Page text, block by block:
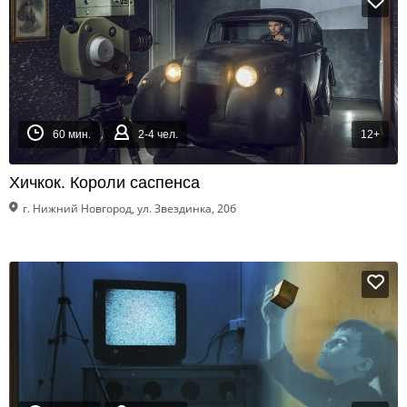
60 мин. 2-4 чел. 12+
Хичкок. Короли саспенса
г. Нижний Новгород, ул. Звездинка, 20б